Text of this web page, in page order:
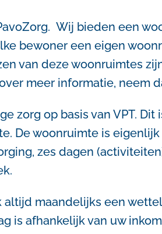
Wij bieden een
bewoner een eigen
van deze woonruimtes
meer informatie, neem
zorg op basis van VPT.
De woonruimte is
zes dagen
maandelijks een
is afhankelijk van uw